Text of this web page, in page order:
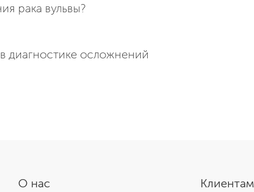
рака вульвы?
диагностике осложнений
О нас Клиентам